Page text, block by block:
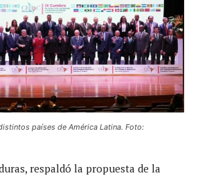
países de América Latina. Foto:
respaldó la propuesta de la